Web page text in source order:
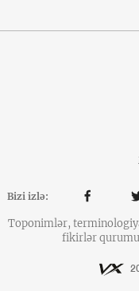
Bizi izlə:
Toponimlər,
fikirlər